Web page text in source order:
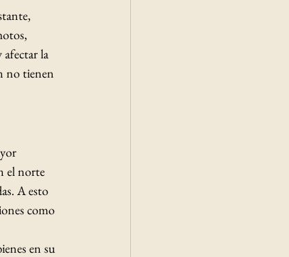
afectar la
no tienen
el norte
A esto
como
en su